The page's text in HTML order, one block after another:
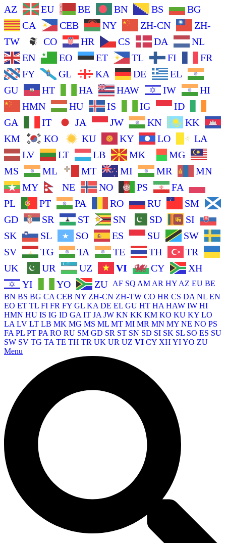
AZ
EU BE BN BS
BG
CA
CEB NY ZH-CN
ZH-
TW
CO HR CS DA
NL
EN
EO ET TL FI
FR
FY
GL KA DE
EL
GU
HT HA HAW IW
HI
HMN
HU IS IG
ID
GA
IT JA JW KN
KK
KM
KO KU KY LO
LA
LV
LT LB MK
MG
MS
ML MT MI MR
MN
MY
NE NO PS
FA
PL
PT PA RO RU
SM
GD
SR ST SN SD
SI
SK
SL SO ES SU
SW
SV
TG TA TE TH
TR
UK
UR UZ VI CY
XH
YI
YO ZU AF SQ AM AR HY AZ EU BE
BN BS BG CA CEB NY ZH-CN ZH-TW CO HR CS DA NL EN
EO ET TL FI FR FY GL KA DE EL GU HT HA HAW IW HI
HMN HU IS IG ID GA IT JA JW KN KK KM KO KU KY LO
LA LV LT LB MK MG MS ML MT MI MR MN MY NE NO PS
FA PL PT PA RO RU SM GD SR ST SN SD SI SK SL SO ES SU
SW SV TG TA TE TH TR UK UR UZ VI CY XH YIYO ZU
Menu